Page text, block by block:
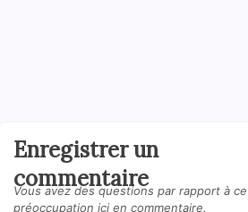
Enregistrer un
commentaire
Vous avez des questions par rapport à
préoccupation ici en commentaire.